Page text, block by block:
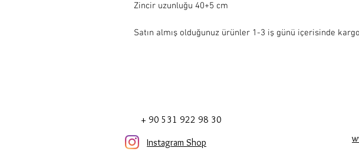
Zincir uzunluğu 40+5 cm
Satın almış olduğunuz ürünler 1-3 iş günü içerisinde
+ 90 531 922 98 30
Instagram Shop